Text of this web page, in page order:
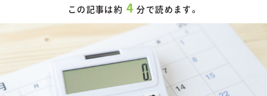
この記事は約 4分で読めます。